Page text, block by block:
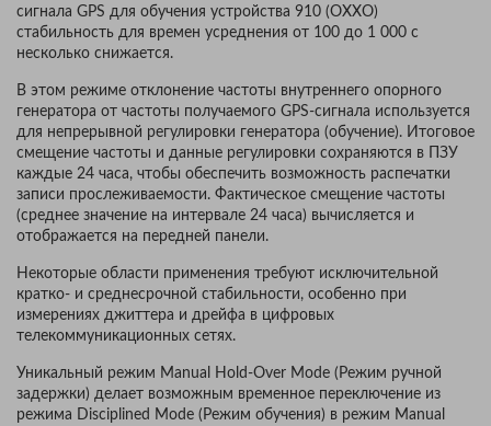
сигнала GPS для обучения устройства 910 (OXXO)
стабильность для времен усреднения от 100 до 1 000 с
несколько снижается.
В этом режиме отклонение частоты внутреннего опорного
генератора от частоты получаемого GPS-сигнала используется
для непрерывной регулировки генератора (обучение). Итоговое
смещение частоты и данные регулировки сохраняются в ПЗУ
каждые 24 часа, чтобы обеспечить возможность распечатки
записи прослеживаемости. Фактическое смещение частоты
(среднее значение на интервале 24 часа) вычисляется и
отображается на передней панели.
Некоторые области применения требуют исключительной
кратко- и среднесрочной стабильности, особенно при
измерениях джиттера и дрейфа в цифровых
телекоммуникационных сетях.
Уникальный режим Manual Hold-Over Mode (Режим ручной
задержки) делает возможным временное переключение из
режима Disciplined Mode (Режим обучения) в режим Manual